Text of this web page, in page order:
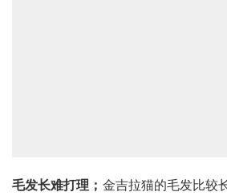
毛发长难打理； 金吉拉猫的毛发比较